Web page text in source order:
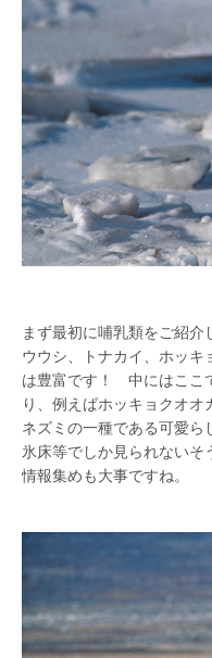
まず最初に哺乳類をご紹介
ウウシ、トナカイ、ホッキ
は豊富です！ 中にはここ
り、例えばホッキョクオオ
ネズミの一種である可愛
氷床等でしか見られないそ
情報集めも大事ですね。